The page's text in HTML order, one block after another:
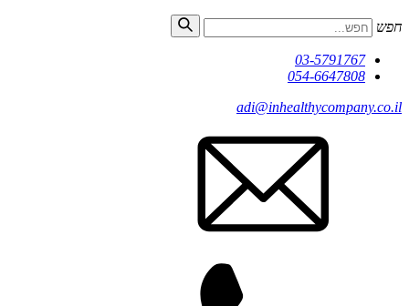
חפש
03-5791767
054-6647808
adi@inhealthycompany.co.il